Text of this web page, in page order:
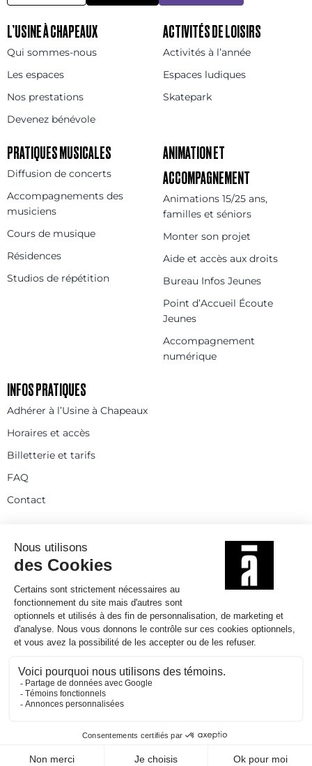
L’USINE À CHAPEAUX
Qui sommes-nous
Les espaces
Nos prestations
Devenez bénévole
ACTIVITÉS DE LOISIRS
Activités à l’année
Espaces ludiques
Skatepark
PRATIQUES MUSICALES
Diffusion de concerts
Accompagnements des
musiciens
Cours de musique
Résidences
Studios de répétition
ANIMATION ET
ACCOMPAGNEMENT
Animations 15/25 ans,
familles et séniors
Monter son projet
Aide et accès aux droits
Bureau Infos Jeunes
Point d’Accueil Écoute
Jeunes
Accompagnement
numérique
INFOS PRATIQUES
Adhérer à l’Usine à Chapeaux
Horaires et accès
Billetterie et tarifs
FAQ
Contact
Espace presse
Rejoignez-nous
© 2025
Politique de confidentialité
Mentions légales et crédits